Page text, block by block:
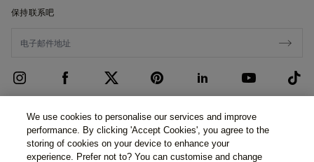
保持联系吧
客户服务
联系我们
预约面谈
关于我们
We use cookies to personalise our services and improve
performance. By clicking 'Accept Cookies', you agree to the
storing of cookies on your device to enhance your
experience. Prefer not to? You can customise and change